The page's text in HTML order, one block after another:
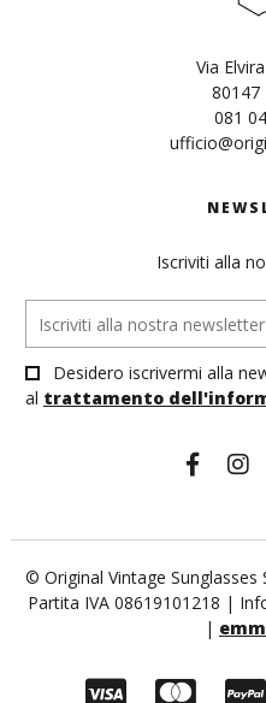
Via
80147
081
Iscriviti alla
Desidero iscrivermi alla
al trattamento
© Original Vintage
Partita IVA 08619101218 |
|